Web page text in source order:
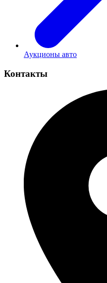
Аукционы авто
Контакты